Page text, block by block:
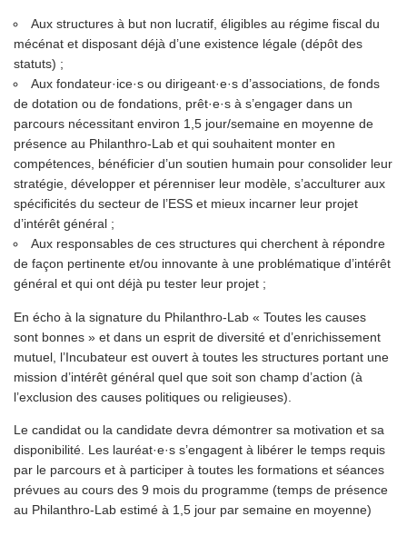
Aux structures à but non lucratif, éligibles au régime fiscal du
mécénat et disposant déjà d’une existence légale (dépôt des
statuts) ;
Aux fondateur·ice·s ou dirigeant·e·s d’associations, de fonds
de dotation ou de fondations, prêt·e·s à s’engager dans un
parcours nécessitant environ 1,5 jour/semaine en moyenne de
présence au Philanthro-Lab et qui souhaitent monter en
compétences, bénéficier d’un soutien humain pour consolider leur
stratégie, développer et pérenniser leur modèle, s’acculturer aux
spécificités du secteur de l’ESS et mieux incarner leur projet
d’intérêt général ;
Aux responsables de ces structures qui cherchent à répondre
de façon pertinente et/ou innovante à une problématique d’intérêt
général et qui ont déjà pu tester leur projet ;
En écho à la signature du Philanthro-Lab « Toutes les causes
sont bonnes » et dans un esprit de diversité et d’enrichissement
mutuel, l’Incubateur est ouvert à toutes les structures portant une
mission d’intérêt général quel que soit son champ d’action (à
l’exclusion des causes politiques ou religieuses).
Le candidat ou la candidate devra démontrer sa motivation et sa
disponibilité. Les lauréat·e·s s’engagent à libérer le temps requis
par le parcours et à participer à toutes les formations et séances
prévues au cours des 9 mois du programme (temps de présence
au Philanthro-Lab estimé à 1,5 jour par semaine en moyenne)